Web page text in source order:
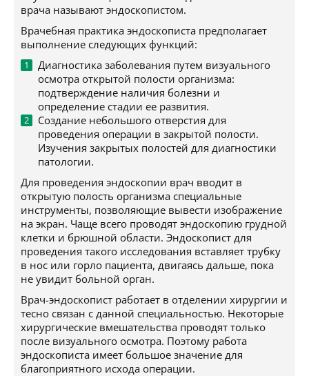
врача называют эндоскопистом.
Врачебная практика эндоскописта предполагает
выполнение следующих функций:
Диагностика заболевания путем визуального
осмотра открытой полости организма:
подтверждение наличия болезни и
определение стадии ее развития.
Создание небольшого отверстия для
проведения операции в закрытой полости.
Изучения закрытых полостей для диагностики
патологии.
Для проведения эндоскопии врач вводит в
открытую полость организма специальные
инструменты, позволяющие вывести изображение
на экран. Чаще всего проводят эндоскопию грудной
клетки и брюшной области. Эндоскопист для
проведения такого исследования вставляет трубку
в нос или горло пациента, двигаясь дальше, пока
не увидит больной орган.
Врач-эндоскопист работает в отделении хирургии и
тесно связан с данной специальностью. Некоторые
хирургические вмешательства проводят только
после визуального осмотра. Поэтому работа
эндоскописта имеет большое значение для
благоприятного исхода операции.